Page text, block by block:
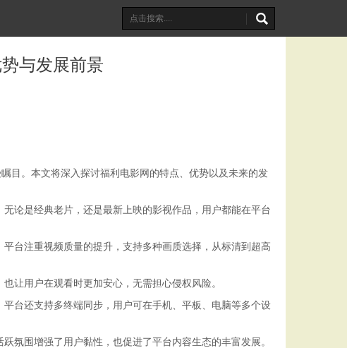
与发展前景
目。本文将深入探讨福利电影网的特点、优势以及未来的发
论是经典老片，还是最新上映的影视作品，用户都能在平台
台注重视频质量的提升，支持多种画质选择，从标清到超高
让用户在观看时更加安心，无需担心侵权风险。
台还支持多终端同步，用户可在手机、平板、电脑等多个设
氛围增强了用户黏性，也促进了平台内容生态的丰富发展。